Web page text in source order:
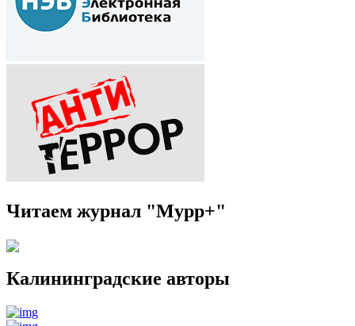
Читаем журнал "Мурр+"
Калининградские авторы